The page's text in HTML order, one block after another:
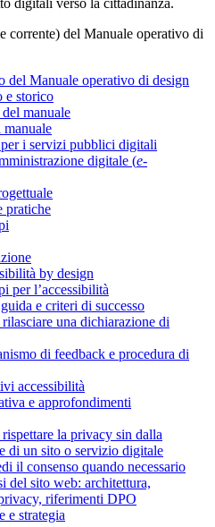
corrente) del Manuale operativo di
del Manuale operativo di design
e storico
manuale
i servizi pubblici digitali
digitale (e-
pratiche
by design
per l’accessibilità
e criteri di successo
una dichiarazione di
di feedback e procedura di
accessibilità
e approfondimenti
la privacy sin dalla
di un sito o servizio digitale
il consenso quando necessario
del sito web: architettura,
riferimenti DPO
e strategia